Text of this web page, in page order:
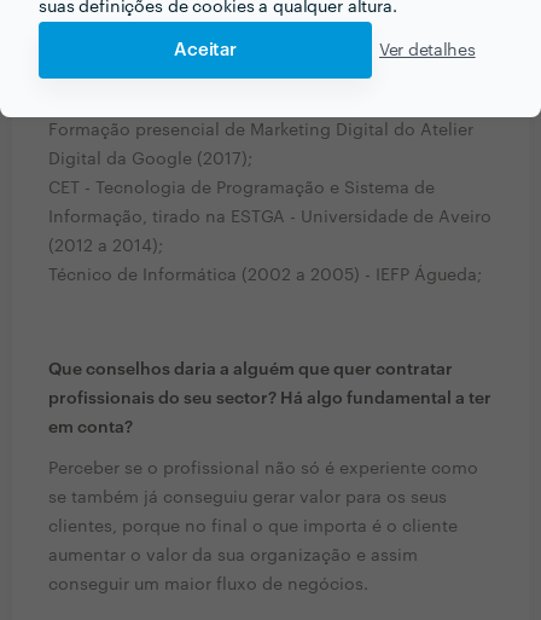
suas definições de cookies a qualquer altura.
Aceitar Ver detalhes
Que formação e experiência tem relacionadas com a
Formação presencial de Marketing Digital do Atelier
Digital da Google (2017);
CET - Tecnologia de Programação e Sistema de
Informação, tirado na ESTGA - Universidade de Aveiro
(2012 a 2014);
Técnico de Informática (2002 a 2005) - IEFP Águeda;
Que conselhos daria a alguém que quer contratar
profissionais do seu sector? Há algo fundamental a ter
em conta?
Perceber se o profissional não só é experiente como
se também já conseguiu gerar valor para os seus
clientes, porque no final o que importa é o cliente
aumentar o valor da sua organização e assim
conseguir um maior fluxo de negócios.